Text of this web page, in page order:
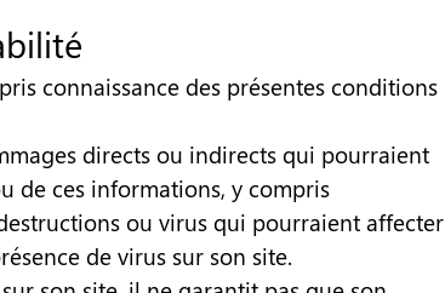
connaissance des présentes conditions
directs ou indirects qui pourraient
de ces informations, y compris
ou virus qui pourraient affecter
de virus sur son site.